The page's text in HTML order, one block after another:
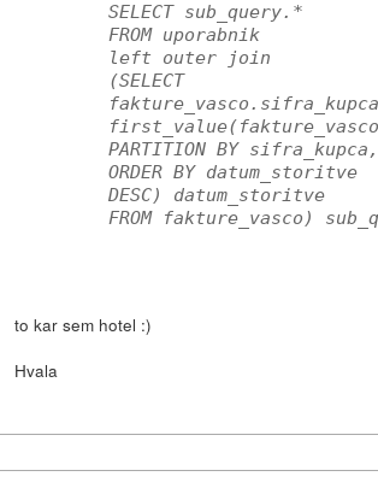
SELECT sub_query.*
FROM uporabnik
left outer join
(SELECT
PARTITION BY
ORDER BY datum_storitve
DESC) datum_storitve
FROM fakture_vasco)
to kar sem hotel :)
Hvala